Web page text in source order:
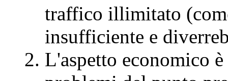
traffico illimitato
insufficiente e
L'aspetto economico